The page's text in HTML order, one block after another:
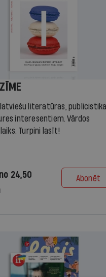
literatūras,
interesentiem. Vārdos
Turpini lasīt!
24,50
Abonēt